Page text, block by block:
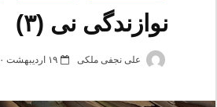
نوازندگی نی (۳)
علی نجفی ملکی ۱۹ اردیبهشت ۱۳۹۰